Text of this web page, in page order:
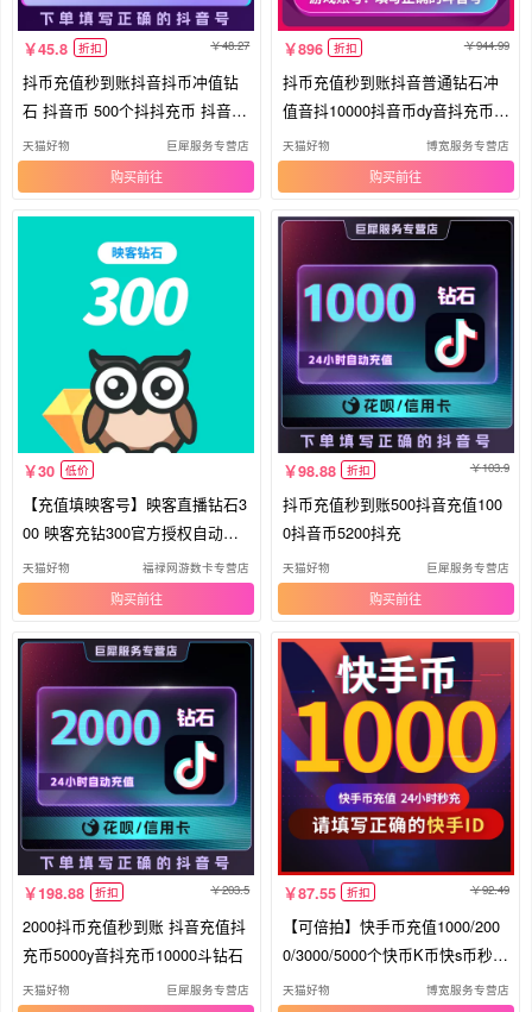
45.8 折扣 48.27
抖币充值秒到账抖音抖币冲值钻
石 抖音币 500个抖抖充币 抖音充
币
天猫好物 巨犀服务专营店
购买
896 折扣 944.99
抖币充值秒到账抖音普通钻石冲
值音抖10000抖音币dy音抖充币3
0000
天猫好物 博宽服务专营店
购买
30 低价
【充值填映客号】映客直播钻石3
00 映客充钻300官方授权自动充
值
天猫好物 福禄网游数卡专营店
购买
98.88 折扣 103.9
抖币充值秒到账500抖音充值100
0抖音币5200抖充
天猫好物 巨犀服务专营店
购买
198.88 折扣 203.5
2000抖币充值秒到账 抖音充值抖
充币5000y音抖充币10000斗钻石
天猫好物 巨犀服务专营店
87.55 折扣 92.49
【可倍拍】快手币充值1000/200
0/3000/5000个快币K币快s币秒到
账
天猫好物 博宽服务专营店